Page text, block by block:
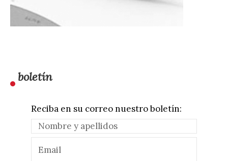
boletín
Reciba en su correo nuestro boletín: